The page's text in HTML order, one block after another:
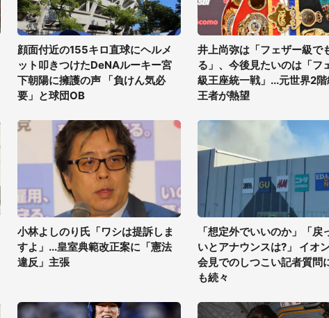
顔面付近の155キロ直球にヘルメ
ット叩きつけたDeNAルーキー宮
下朝陽に擁護の声 「負けん気必
要」と球団OB
井上尚弥は「フェザー級で
る」、今後見たいのは「フ
級王座統一戦」...元世界2
王者が熱望
小林よしのり氏「ワシは提訴しま
すよ」...皇室典範改正案に「憲法
違反」主張
「想定外でいいのか」「戻
いとアナウンスは?」 イオ
会見でのしつこい記者質問
も続々